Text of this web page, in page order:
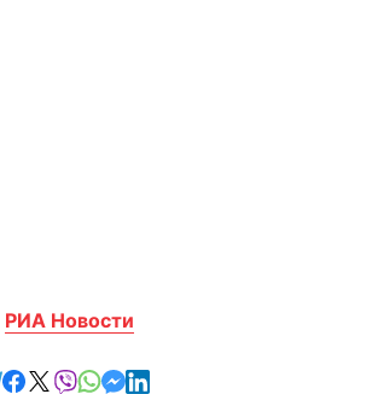
РИА Новости
отправить в Telegram
поделиться в Facebook
поделиться в X
отправить в Viber
отправить в Whatsapp
отправить в Messenger
отправить в LinkedIn